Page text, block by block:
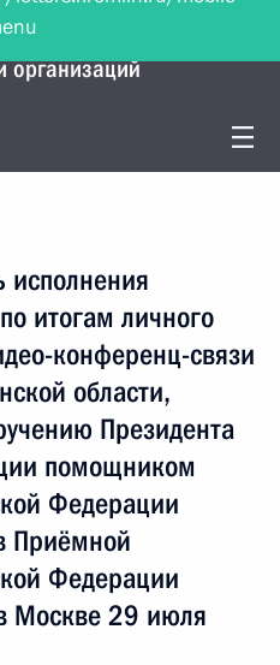
работе с
организаций
исполнения
итогам личного
конференц-связи
области,
Президента
помощником
Федерации
Приёмной
Федерации
Москве 29 июля